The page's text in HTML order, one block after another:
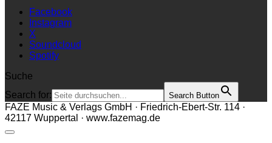
Facebook
Instagram
X
Soundcloud
Spotify
Suche
Search for:
Search Button
FAZE Music & Verlags GmbH · Friedrich-Ebert-Str. 114 ·
42117 Wuppertal · www.fazemag.de